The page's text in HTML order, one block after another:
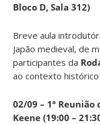
Bloco D, Sala 312)
Breve aula
Japão medieval, de
participantes da
ao contexto
02/09 – 1ª
Keene (19:00 –